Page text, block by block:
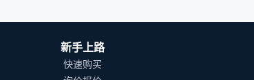
新手上路
快速购买